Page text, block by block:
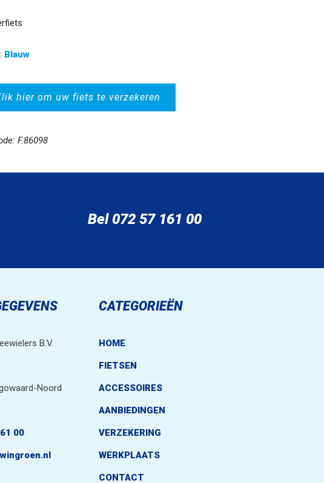
Blauw
hier om uw fiets te verzekeren
F.86098
Bel 072 57 161 00
B.V.
Noord
00
CATEGORIEËN
HOME
FIETSEN
ACCESSOIRES
AANBIEDINGEN
VERZEKERING
WERKPLAATS
CONTACT